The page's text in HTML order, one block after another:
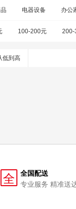
电器设备 办公
100-200元 200-
低到高
全
全国配送
专业服务 精准送